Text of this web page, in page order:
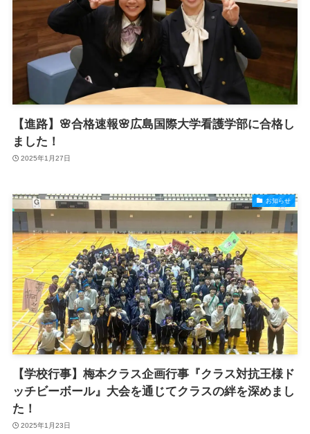
【進路】🌸合格速報🌸広島国際大学看護学部に合格し
ました！
2025年1月27日
お知らせ
【学校行事】梅本クラス企画行事『クラス対抗王様ド
ッチビーボール』大会を通じてクラスの絆を深めまし
た！
2025年1月23日